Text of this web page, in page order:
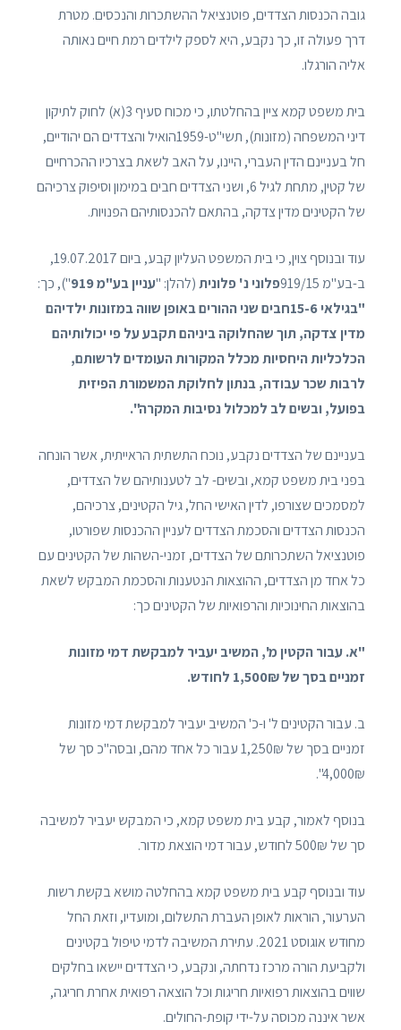
גובה הכנסות הצדדים, פוטנציאל ההשתכרות והנכסים. מטרת
דרך פעולה זו, כך נקבע, היא לספק לילדים רמת חיים נאותה
אליה הורגלו.
בית משפט קמא ציין בהחלטתו, כי מכוח סעיף 3(א) לחוק לתיקון
דיני המשפחה (מזונות), תשי"ט-1959הואיל והצדדים הם יהודיים,
חל בעניינם הדין העברי, היינו, על האב לשאת בצרכיו ההכרחיים
של קטין, מתחת לגיל 6, ושני הצדדים חבים במימון וסיפוק צרכיהם
של הקטינים מדין צדקה, בהתאם להכנסותיהם הפנויות.
עוד ובנוסף צוין, כי בית המשפט העליון קבע, ביום 19.07.2017,
ב-בע"מ 919/15
פלוני נ' פלונית(להלן: "עניין בע"מ 919
"), כך:
"בגילאי 15-6חבים שני ההורים באופן שווה במזונות ילדיהם
מדין צדקה, תוך שהחלוקה ביניהם תקבע על פי יכולותיהם
הכלכליות היחסיות מכלל המקורות העומדים לרשותם,
לרבות שכר עבודה, בנתון לחלוקת המשמורת הפיזית
בפועל, ובשים לב למכלול נסיבות המקרה".
בעניינם של הצדדים נקבע, נוכח התשתית הראייתית, אשר הונחה
בפני בית משפט קמא, ובשים- לב לטענותיהם של הצדדים,
למסמכים שצורפו, לדין האישי החל, גיל הקטינים, צרכיהם,
הכנסות הצדדים והסכמת הצדדים לעניין ההכנסות שפורטו,
פוטנציאל השתכרותם של הצדדים, זמני-השהות של הקטינים עם
כל אחד מן הצדדים, ההוצאות הנטענות והסכמת המבקש לשאת
בהוצאות החינוכיות והרפואיות של הקטינים כך:
"א. עבור הקטין מ', המשיב יעביר למבקשת דמי מזונות
זמניים בסך של 1,500₪ לחודש.
ב. עבור הקטינים ל' ו-כ' המשיב יעביר למבקשת דמי מזונות
זמניים בסך של 1,250₪ עבור כל אחד מהם, ובסה"כ סך של
4,000₪".
בנוסף לאמור, קבע בית משפט קמא, כי המבקש יעביר למשיבה
סך של 500₪ לחודש, עבור דמי הוצאת מדור.
עוד ובנוסף קבע בית משפט קמא בהחלטה מושא בקשת רשות
הערעור, הוראות לאופן העברת התשלום, ומועדיו, וזאת החל
מחודש אוגוסט 2021. עתירת המשיבה לדמי טיפול בקטינים
ולקביעת הורה מרכז נדחתה, ונקבע, כי הצדדים יישאו בחלקים
שווים בהוצאות רפואיות חריגות וכל הוצאה רפואית אחרת חריגה,
אשר איננה מכוסה על-ידי קופת-החולים.